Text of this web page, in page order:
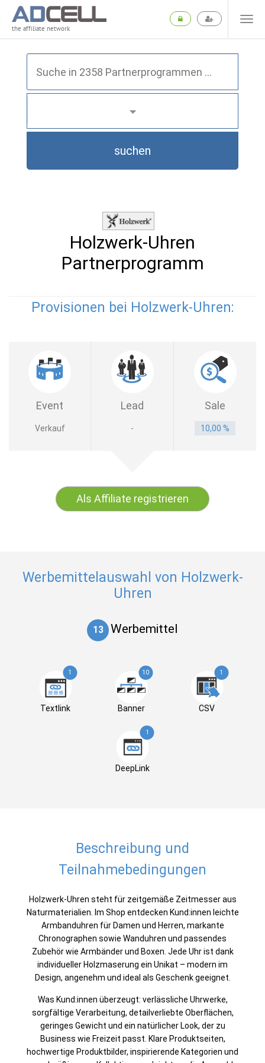
the affiliate network
suchen
Holzwerk-Uhren
Partnerprogramm
Provisionen bei Holzwerk-Uhren:
Event Lead Sale
Verkauf - 10,00 %
Als Affiliate registrieren
Werbemittelauswahl von Holzwerk-
Uhren
13 Werbemittel
1
Textlink
10
Banner
1
CSV
1
DeepLink
Beschreibung und
Teilnahmebedingungen
Holzwerk-Uhren steht für zeitgemäße Zeitmesser aus
Naturmaterialien. Im Shop entdecken Kund:innen leichte
Armbanduhren für Damen und Herren, markante
Chronographen sowie Wanduhren und passendes
Zubehör wie Armbänder und Boxen. Jede Uhr ist dank
individueller Holzmaserung ein Unikat – modern im
Design, angenehm und ideal als Geschenk geeignet.
Was Kund:innen überzeugt: verlässliche Uhrwerke,
sorgfältige Verarbeitung, detailverliebte Oberflächen,
geringes Gewicht und ein natürlicher Look, der zu
Business wie Freizeit passt. Klare Produktseiten,
hochwertige Produktbilder, inspirierende Kategorien und